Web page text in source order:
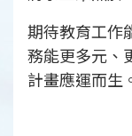
期待教育工作
務能更多元、
計畫應運而生